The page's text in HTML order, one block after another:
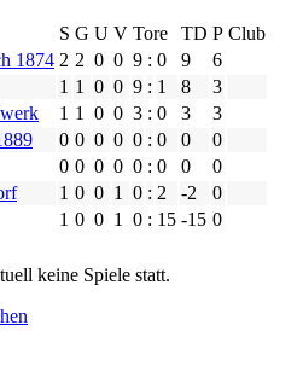
S G U V Tore TD P Club
1874 2 2 0 0 9 : 0 9
6
1 1 0 0 9 : 1 8
3
1 1 0 0 3 : 0 3
3
0 0 0 0 0 : 0 0
0
0 0 0 0 0 : 0 0
0
1 0 0 1 0 : 2 -2
0
1 0 0 1 0 : 15 -15 0
keine Spiele statt.